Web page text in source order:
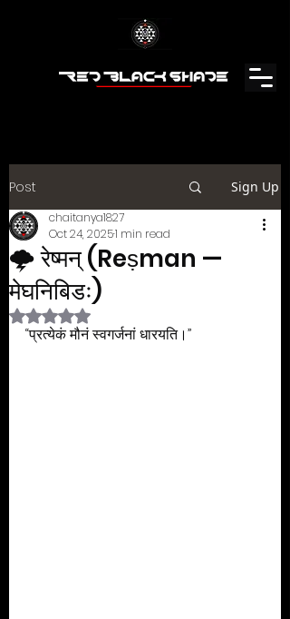
Post Sign Up
🌩️ रेष्मन् (Reṣman —
मेघनिबिडः)
chaitanya1827
Oct 24, 20251 min read
Rated NaN out of 5 stars.
“प्रत्येकं मौनं स्वगर्जनां धारयति।”